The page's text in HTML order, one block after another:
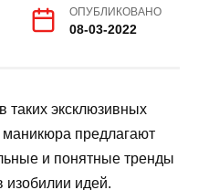
ОПУБЛИКОВАНО
08-03-2022
таких эксклюзивных
маникюра предлагают
и понятные тренды
изобилии идей.